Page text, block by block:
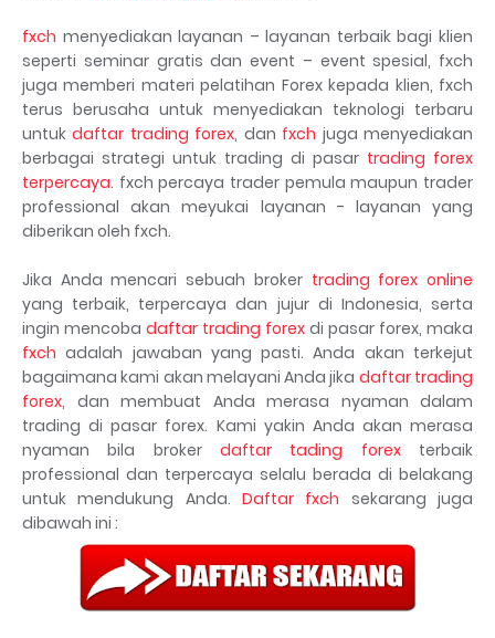
fxch menyediakan layanan – layanan terbaik bagi klien
seperti seminar gratis dan event – event spesial, fxch
juga memberi materi pelatihan Forex kepada klien, fxch
terus berusaha untuk menyediakan teknologi terbaru
untukdaftar trading forex, dan fxch juga menyediakan
berbagai strategi untuk trading di pasar trading forex
terpercaya. fxch percaya trader pemula maupun trader
professional akan meyukai layanan - layanan yang
diberikan oleh fxch.
Jika Anda mencari sebuah broker trading forex online
yang terbaik, terpercaya dan jujur di Indonesia, serta
ingin mencoba daftar trading forex di pasar forex, maka
fxch adalah jawaban yang pasti. Anda akan terkejut
bagaimana kami akan melayani Anda jika daftar trading
forex, dan membuat Anda merasa nyaman dalam
trading di pasar forex. Kami yakin Anda akan merasa
nyaman bila broker daftar tading forexterbaik
professional dan terpercaya selalu berada di belakang
untuk mendukung Anda. Daftar fxch sekarang juga
dibawah ini :